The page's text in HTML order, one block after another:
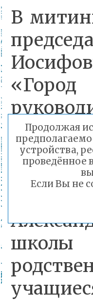
В
Читы
школы
Продолжая
устройства,
проведённое
Если Вы не